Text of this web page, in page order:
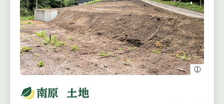
南原 土地